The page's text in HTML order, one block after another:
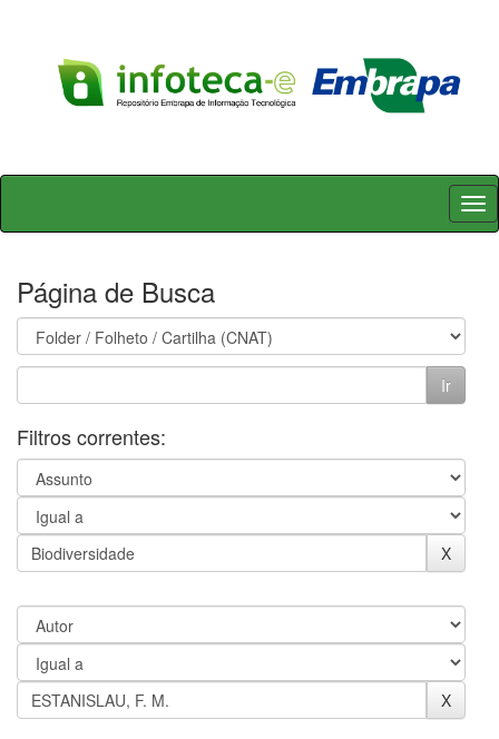
Skip
Página de Busca
Filtros correntes: